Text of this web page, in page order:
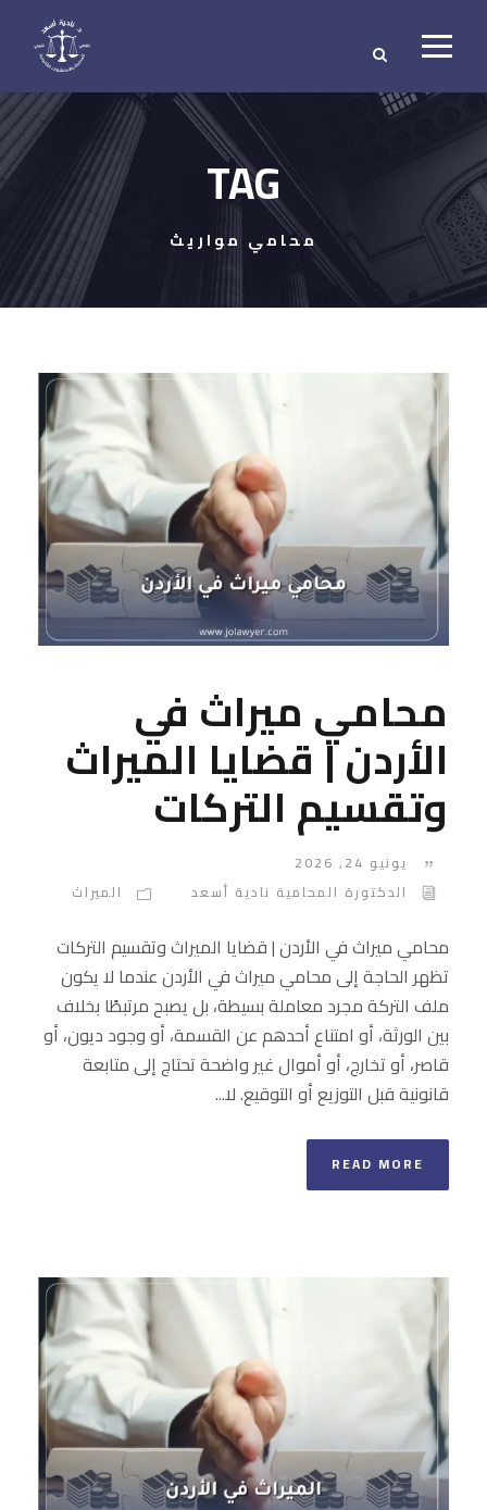
TAG
محامي مواريث
محامي ميراث في
الأردن | قضايا الميراث
وتقسيم التركات
يونيو 24, 2026
الدكتورة المحامية نادية أسعد
الميراث
محامي ميراث في الأردن | قضايا الميراث وتقسيم التركات
تظهر الحاجة إلى محامي ميراث في الأردن عندما لا يكون
ملف التركة مجرد معاملة بسيطة، بل يصبح مرتبطًا بخلاف
بين الورثة، أو امتناع أحدهم عن القسمة، أو وجود ديون، أو
قاصر، أو تخارج، أو أموال غير واضحة تحتاج إلى متابعة
قانونية قبل التوزيع أو التوقيع. لا...
READ MORE